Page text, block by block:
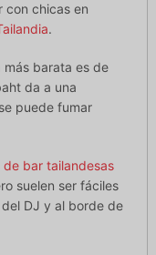
con chicas en
.
más barata es de
da a una
puede fumar
de bar tailandesas
suelen ser fáciles
DJ y al borde de